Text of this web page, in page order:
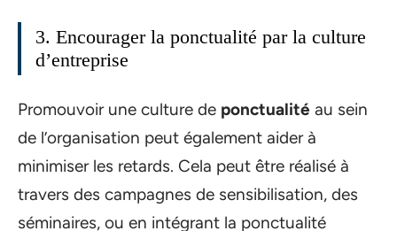
3. Encourager la ponctualité par la culture
d’entreprise
Promouvoir une culture de ponctualité au sein
de l’organisation peut également aider à
minimiser les retards. Cela peut être réalisé à
travers des campagnes de sensibilisation, des
séminaires, ou en intégrant la ponctualité